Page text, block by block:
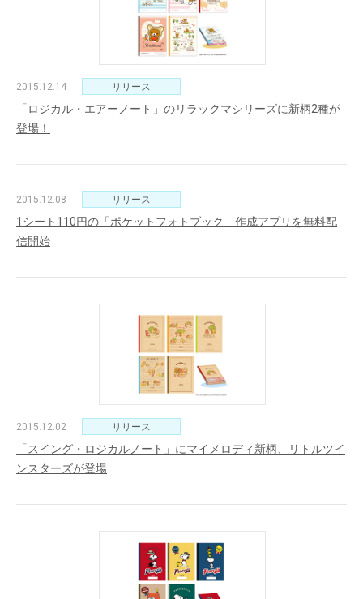
2015.12.14 リリース
「ロジカル・エアーノート」のリラックマシリーズに新柄2種が
登場！
2015.12.08 リリース
1シート110円の「ポケットフォトブック」作成アプリを無料配
信開始
2015.12.02 リリース
「スイング・ロジカルノート」にマイメロディ新柄、リトルツイ
ンスターズが登場